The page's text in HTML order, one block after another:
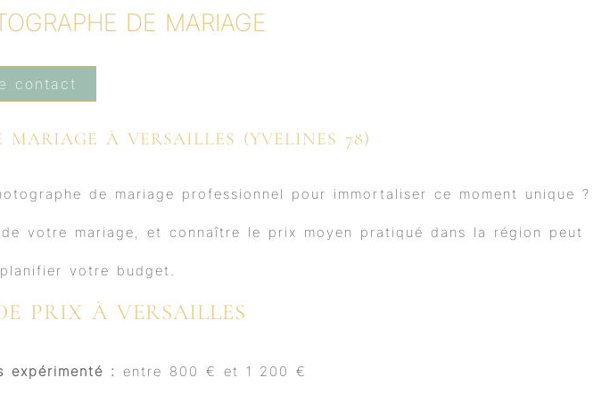
a
g
a
m
e
d
n
DE MARIAGE
contact
À VERSAILLES (YVELINES 78)
de mariage professionnel pour immortaliser ce moment unique ?
votre mariage, et connaître le prix moyen pratiqué dans la région peut
votre budget.
PRIX À VERSAILLES
expérimenté : entre 800 € et 1 200 €